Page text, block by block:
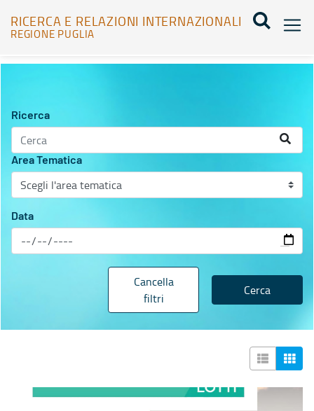
RICERCA E RELAZIONI INTERNAZIONALI
REGIONE PUGLIA
Agenda Eventi - Ricerca e relazioni internazionali
Ricerca
Area Tematica
Data
Cancella
filtri
Cerca